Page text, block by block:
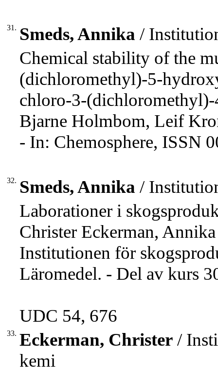
31. Smeds, Annika /
Chemical stability of the
(dichloromethyl)-5-
chloro-3-
Bjarne Holmbom, Leif
- In: Chemosphere, ISSN
32. Smeds, Annika /
Laborationer i
Christer Eckerman,
Institutionen för
Läromedel. - Del av kurs
UDC 54, 676
33. Eckerman, Christer /
kemi